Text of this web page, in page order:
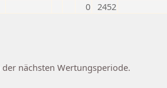
0 2452
nächsten Wertungsperiode.